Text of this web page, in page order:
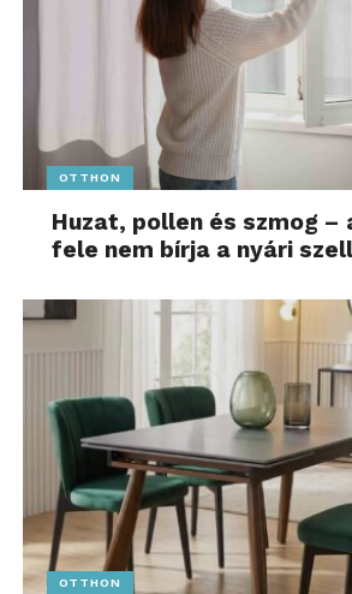
OTTHON
Huzat, pollen és szmog –
fele nem bírja a nyári
OTTHON